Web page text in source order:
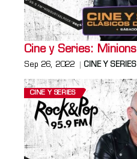
Cine y Series: Minions
Sep 26, 2022 CINE Y SERIES
CINE Y SERIES